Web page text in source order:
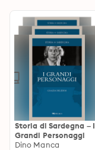
Storia di Sardegna – I
Grandi Personaggi
Dino Manca